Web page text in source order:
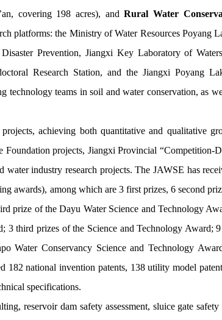
covering 198 acres), andRural Water
platforms: the Ministry of Water Resources Poyang
Prevention, Jiangxi Key Laboratory of
Research Station, and the Jiangxi Poyang
teams in soil and water conservation, as
achieving both quantitative and qualitative
projects, Jiangxi Provincial “Competition-
industry research projects. The JAWSE has
awards), among which are 3 first prizes, 6 second
prize of the Dayu Water Science and Technology
third prizes of the Science and Technology Award;
Water Conservancy Science and Technology
national invention patents, 138 utility model
specifications.
reservoir dam safety assessment, sluice gate